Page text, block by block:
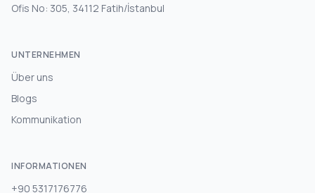
Ofis No: 305, 34112 Fatih/İstanbul
UNTERNEHMEN
Über uns
Blogs
Kommunikation
INFORMATIONEN
+90 5317176776